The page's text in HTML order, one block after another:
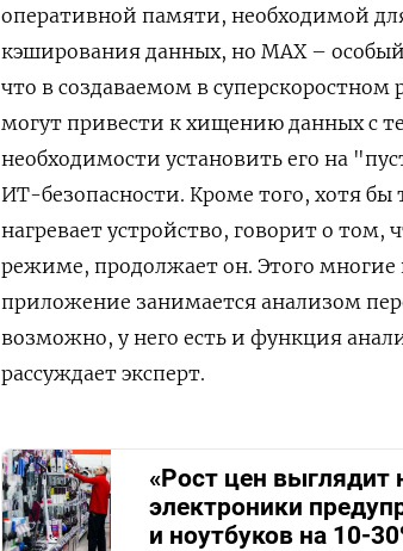
оперативной памяти, необходимой
кэширования данных, но МАХ – особый
что в создаваемом в
могут привести к хищению данных с
необходимости установить его на
ИТ-безопасности. Кроме того, хотя бы
нагревает устройство, говорит о
режиме, продолжает он. Этого многие
приложение занимается анализом
возможно, у него есть и функция
рассуждает эксперт.
«Рост цен
электроники
и ноутбуков на 10-